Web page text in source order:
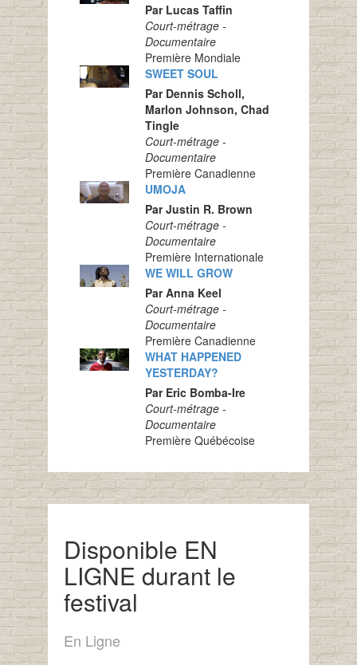
Par Lucas Taffin
Court-métrage -
Documentaire
Première Mondiale
SWEET SOUL
Par Dennis Scholl,
Marlon Johnson, Chad
Tingle
Court-métrage -
Documentaire
Première Canadienne
UMOJA
Par Justin R. Brown
Court-métrage -
Documentaire
Première Internationale
WE WILL GROW
Par Anna Keel
Court-métrage -
Documentaire
Première Canadienne
WHAT HAPPENED
YESTERDAY?
Par Eric Bomba-Ire
Court-métrage -
Documentaire
Première Québécoise
Disponible EN
LIGNE durant le
festival
En Ligne